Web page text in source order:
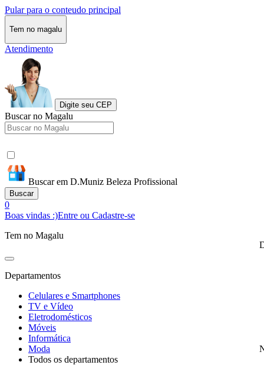
Pular para o conteudo principal
Tem no magalu
Atendimento
Digite seu CEP
Buscar no Magalu
Buscar em D.Muniz Beleza Profissional
Buscar
0
Boas vindas :)Entre ou Cadastre-se
Tem no Magalu
Departamentos
Celulares e Smartphones
TV e Vídeo
Eletrodomésticos
Móveis
Informática
Moda
Todos os departamentos